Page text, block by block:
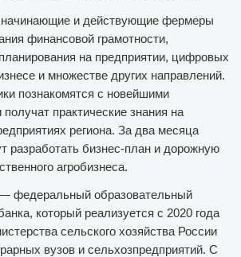
начинающие и действующие фермеры
финансовой грамотности,
на предприятии, цифровых
и множестве других направлений.
познакомятся с новейшими
получат практические знания на
региона. За два месяца
разработать бизнес-план и дорожную
агробизнеса.
федеральный образовательный
который реализуется с 2020 года
сельского хозяйства России
вузов и сельхозпредприятий. С